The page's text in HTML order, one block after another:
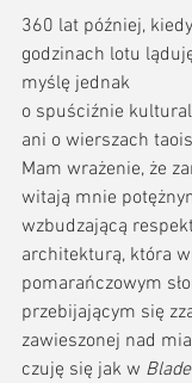
360 lat później,
godzinach lotu
myślę jednak
o spuściźnie
ani o wierszach
Mam wrażenie, że
witają mnie
wzbudzającą
architekturą, która
pomarańczowym
przebijającym się
zawieszonej nad
czuję się jak w